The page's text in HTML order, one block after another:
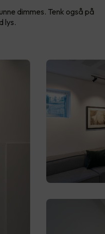
dimmes. Tenk også på
lys.